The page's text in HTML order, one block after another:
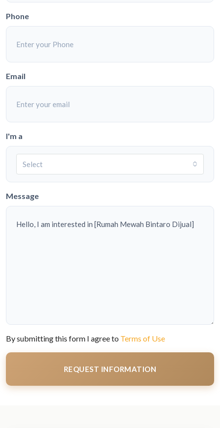
Phone
Email
I'm a
Select
Message
By submitting this form I agree to Terms of Use
REQUEST INFORMATION